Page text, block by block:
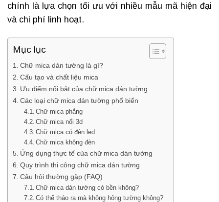
chính là lựa chọn tối ưu với nhiều mẫu mã hiện đại
và chi phí linh hoạt.
Mục lục
Chữ mica dán tường là gì?
Cấu tạo và chất liệu mica
Ưu điểm nổi bật của chữ mica dán tường
Các loại chữ mica dán tường phổ biến
Chữ mica phẳng
Chữ mica nổi 3d
Chữ mica có đèn led
Chữ mica không đèn
Ứng dụng thực tế của chữ mica dán tường
Quy trình thi công chữ mica dán tường
Câu hỏi thường gặp (FAQ)
Chữ mica dán tường có bền không?
Có thể tháo ra mà không hỏng tường không?